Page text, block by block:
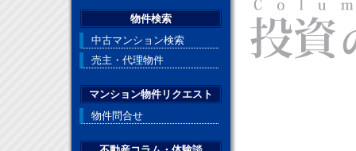
物件検索
中古マンション検索
売主・代理物件
マンション物件リクエスト
物件問合せ